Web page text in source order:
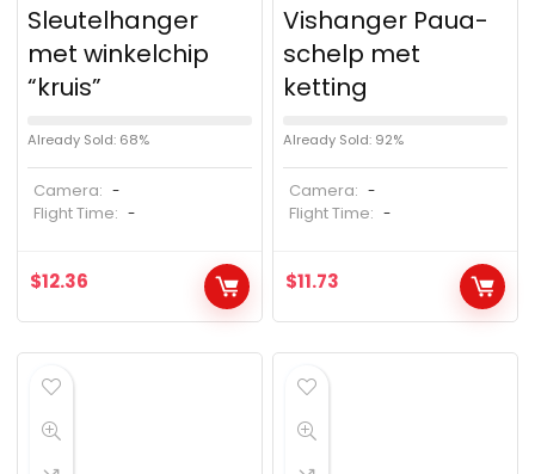
Sleutelhanger
met winkelchip
“kruis”
Already Sold: 68%
Camera: -
Flight Time: -
$12.36
Vishanger Paua-
schelp met
ketting
Already Sold: 92%
Camera: -
Flight Time: -
$11.73